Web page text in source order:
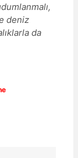
deniz
da